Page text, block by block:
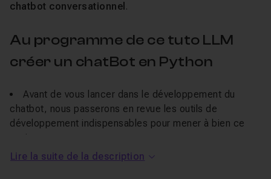
chatbot conversationnel .
Au programme de ce tuto LLM
créer un chatBot en Python
Avant de vous lancer dans le développement du
chatbot, nous passerons en revue les outils de
développement indispensables pour mener à bien ce
projet.
Vous apprendrez à configurer votre environnement
Lire la suite de la description